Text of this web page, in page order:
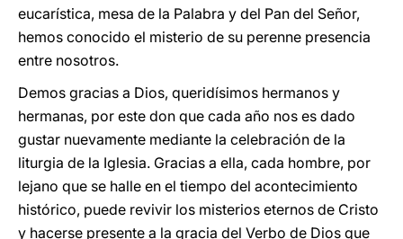
eucarística, mesa de la Palabra y del Pan del Señor,
hemos conocido el misterio de su perenne presencia
entre nosotros.
Demos gracias a Dios, queridísimos hermanos y
hermanas, por este don que cada año nos es dado
gustar nuevamente mediante la celebración de la
liturgia de la Iglesia. Gracias a ella, cada hombre, por
lejano que se halle en el tiempo del acontecimiento
histórico, puede revivir los misterios eternos de Cristo
y hacerse presente a la gracia del Verbo de Dios que